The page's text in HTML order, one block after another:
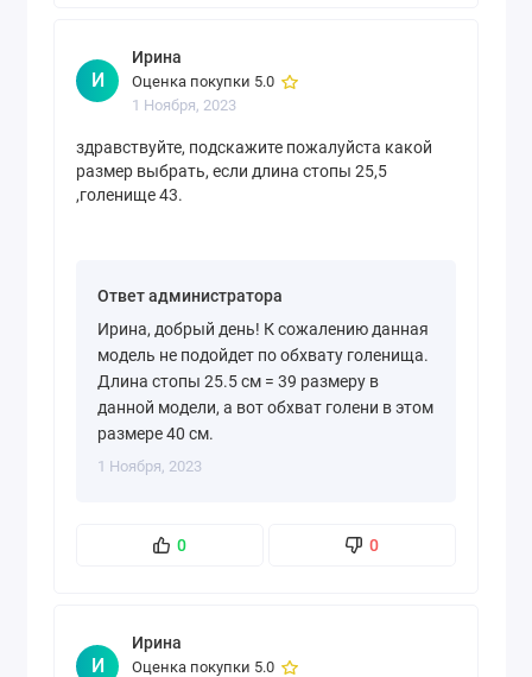
И
Ирина
Оценка покупки 5.0
1 Ноября, 2023
здравствуйте, подскажите пожалуйста какой
размер выбрать, если длина стопы 25,5
,голенище 43.
0 0
Ответ администратора
Ирина, добрый день! К сожалению данная
модель не подойдет по обхвату голенища.
Длина стопы 25.5 см = 39 размеру в
данной модели, а вот обхват голени в этом
размере 40 см.
1 Ноября, 2023
И
Ирина
Оценка покупки 5.0